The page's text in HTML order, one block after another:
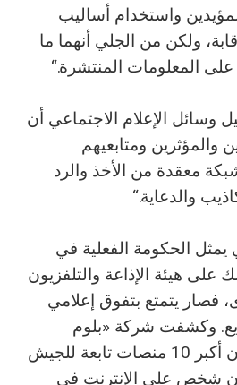
واستخدام أساليب
ولكن من الجلي أنهما ما
المعلومات المنتشرة.“
الإعلام الاجتماعي أن
والمؤثرين ومتابعيهم
معقدة من الأخذ والرد
والدعاية.“
يمثل الحكومة الفعلية في
على هيئة الإذاعة والتلفزيون
فصار يتمتع بتفوق إعلامي
وكشفت شركة «بلوم
سوشيال أناليتكس» أن أكبر 10 منصات تابعة للجيش
13.3 مليون شخص على الإنترنت في